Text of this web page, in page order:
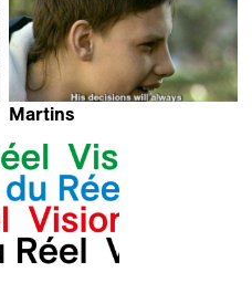
Martins